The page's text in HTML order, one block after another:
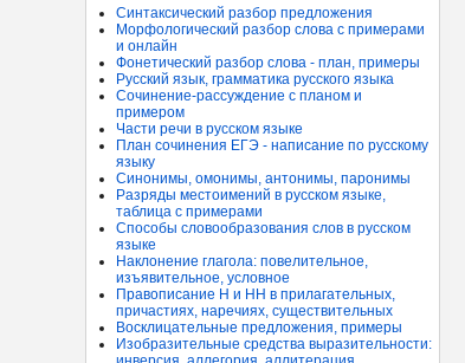
Синтаксический разбор предложения
Морфологический разбор слова с примерами
и онлайн
Фонетический разбор слова - план, примеры
Русский язык, грамматика русского языка
Сочинение-рассуждение с планом и
примером
Части речи в русском языке
План сочинения ЕГЭ - написание по русскому
языку
Синонимы, омонимы, антонимы, паронимы
Разряды местоимений в русском языке,
таблица с примерами
Способы словообразования слов в русском
языке
Наклонение глагола: повелительное,
изъявительное, условное
Правописание Н и НН в прилагательных,
причастиях, наречиях, существительных
Восклицательные предложения, примеры
Изобразительные средства выразительности: